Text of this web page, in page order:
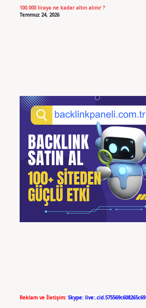
100.000 liraya ne kadar altın alınır ?
Temmuz 24, 2026
Reklam ve İletişim: Skype: live:.cid.575569c608265c69